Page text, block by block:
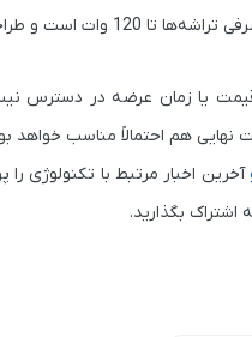
این سطح از انرژی بهینه شده است.
قیمت یا زمان عرضه در دسترس
آخرین اخبار مرتبط با تکنولوژی
اشتراک بگذارید.